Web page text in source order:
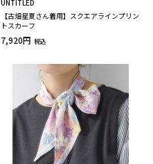
UNTITLED
【古畑星夏さん着用】スクエアラインプリン
トスカーフ
7,920円 税込